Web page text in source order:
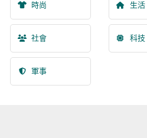
時尚 生活
社會 科技
軍事